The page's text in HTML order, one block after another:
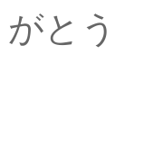
とう